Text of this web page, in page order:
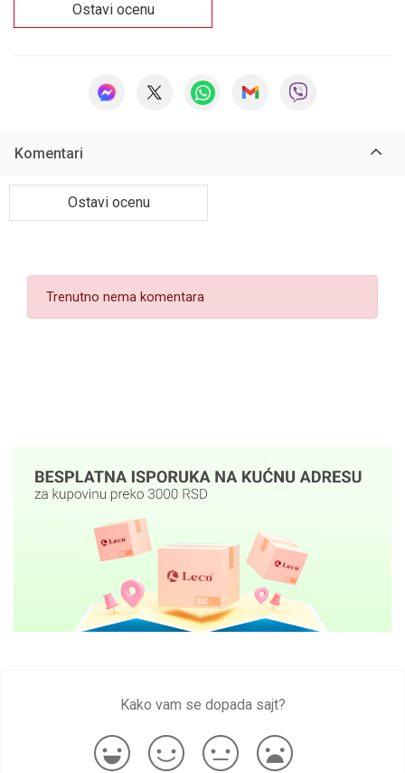
Ostavi ocenu
Komentari
Ostavi ocenu
Trenutno nema komentara
Kako vam se dopada sajt?